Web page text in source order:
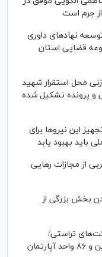
جرم است
نهاد‌های داوری
قضایی استان
محل استقرار شهید
و پرونده تشکیل شده
این نیرو‌ها برای
باید بهبود یابد
از مجازات رهایی
بخش بزرگی از
شرکت‌های تراستی/